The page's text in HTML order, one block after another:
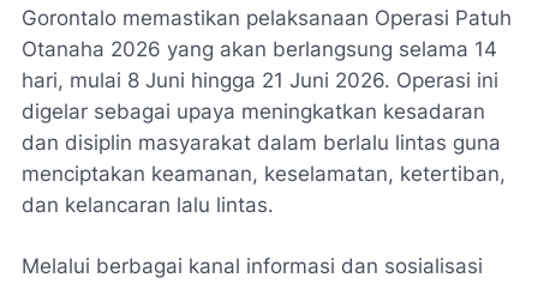
Gorontalo memastikan pelaksanaan Operasi Patuh
Otanaha 2026 yang akan berlangsung selama 14
hari, mulai 8 Juni hingga 21 Juni 2026. Operasi ini
digelar sebagai upaya meningkatkan kesadaran
dan disiplin masyarakat dalam berlalu lintas guna
menciptakan keamanan, keselamatan, ketertiban,
dan kelancaran lalu lintas.
Melalui berbagai kanal informasi dan sosialisasi